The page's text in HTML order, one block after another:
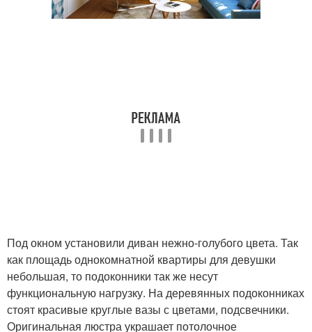
Под окном установили диван нежно-голубого цвета. Так
как площадь однокомнатной квартиры для девушки
небольшая, то подоконники так же несут
функциональную нагрузку. На деревянных подоконниках
стоят красивые круглые вазы с цветами, подсвечники.
Оригинальная люстра украшает потолочное